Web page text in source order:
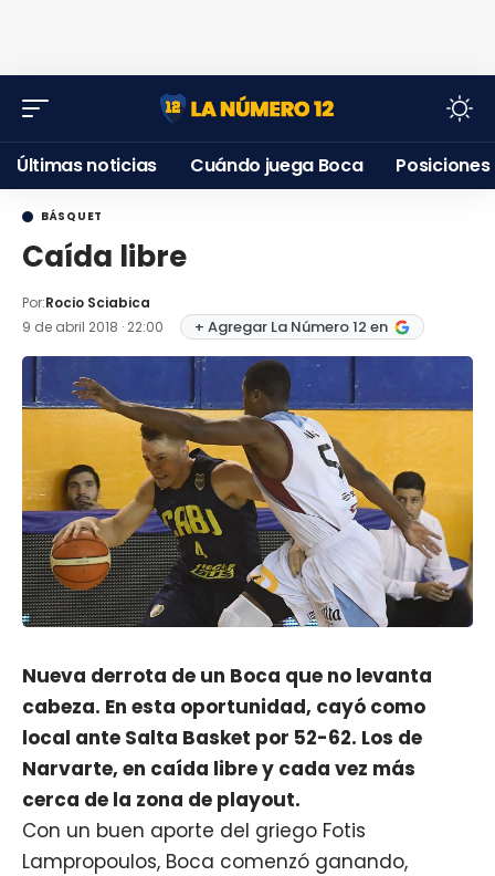
Últimas noticias Cuándo juega Boca Posiciones
BÁSQUET
Caída libre
Por:Rocio Sciabica
9 de abril 2018 · 22:00
+ Agregar La Número 12 en
Nueva derrota de un Boca que no levanta
cabeza. En esta oportunidad, cayó como
local ante Salta Basket por 52-62. Los de
Narvarte, en caída libre y cada vez más
cerca de la zona de playout.
Con un buen aporte del griego Fotis
Lampropoulos, Boca comenzó ganando,